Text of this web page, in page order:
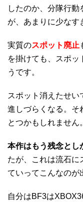
したのか、分隊行
が、あまりに少なす
実質のスポット廃止
を掛けても、スポッ
うです。
スポット消えたせい
進しづらくなる。そ
とつかもしれません。
本作はもう残念とし
たが、これは流石
ていってこんなのが
自分はBF3は